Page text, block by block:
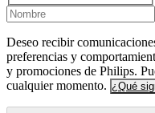
Deseo recibir
preferencias y
y promociones de Philips.
cualquier momento. ¿Qué